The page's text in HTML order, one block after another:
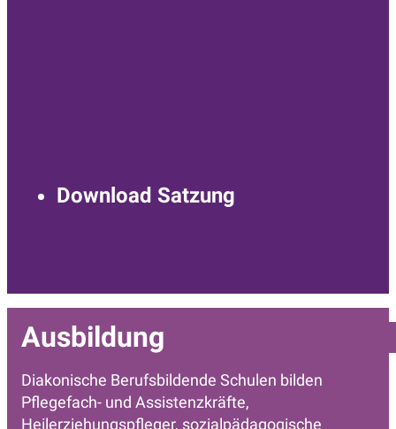
Download Satzung
Ausbildung
Diakonische Berufsbildende Schulen bilden
Pflegefach- und Assistenzkräfte,
Heilerziehungspfleger, sozialpädagogische